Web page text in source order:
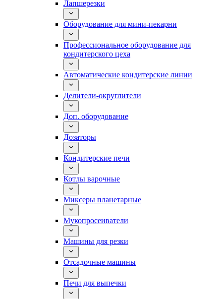
Лапшерезки
Оборудование для мини-пекарни
Профессиональное оборудование для
кондитерского цеха
Автоматические кондитерские линии
Делители-округлители
Доп. оборудование
Дозаторы
Кондитерские печи
Котлы варочные
Миксеры планетарные
Мукопросеиватели
Машины для резки
Отсадочные машины
Печи для выпечки